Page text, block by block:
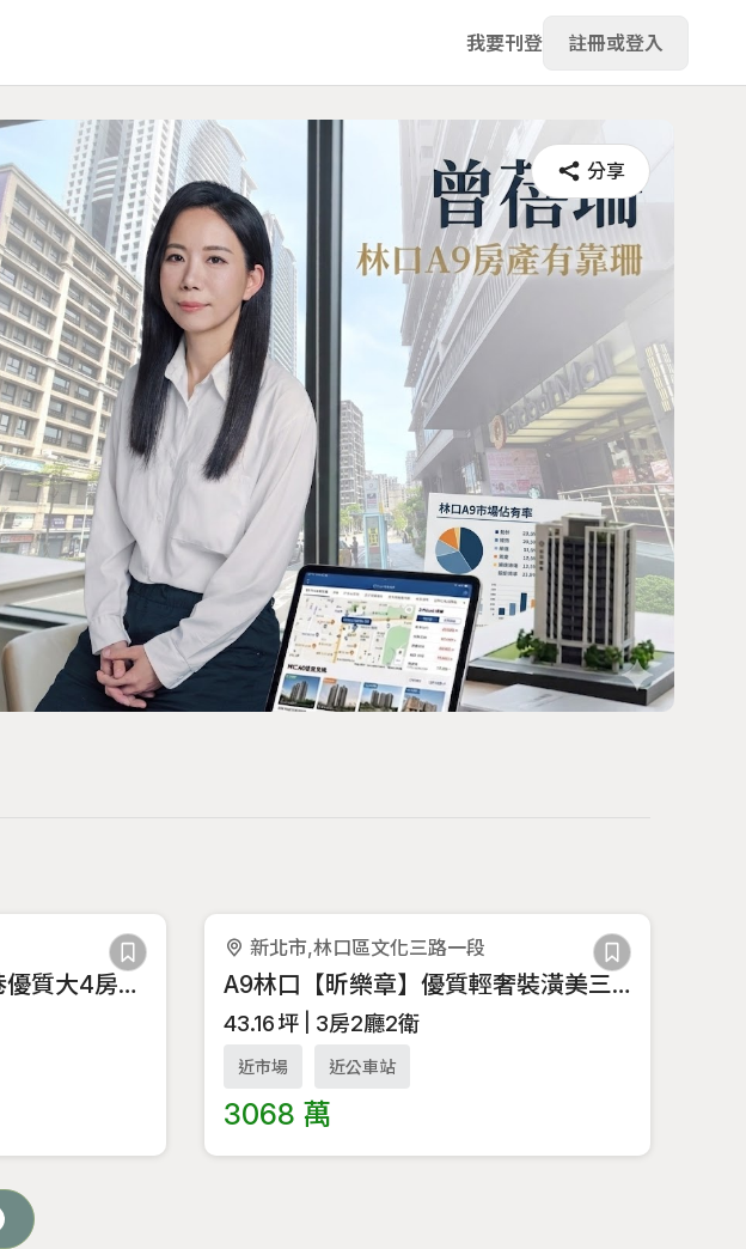
我要刊登 註冊或登入
分享
A9林口【文化三星】靜巷優質大4房車P
新北市,林口區文化三路一段
A9林口【昕樂章】優質輕奢裝潢美三房W
43.16坪 3房2廳2衛
近市場 近公車站
3068 萬